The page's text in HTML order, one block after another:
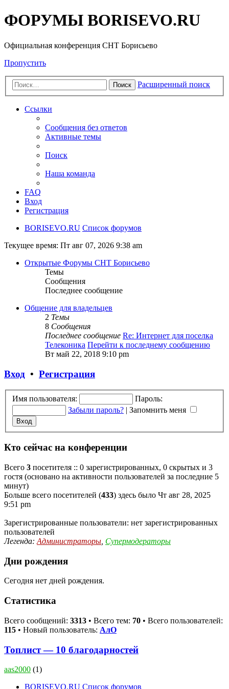
ФОРУМЫ BORISEVO.RU
Официальная конференция СНТ Борисьево
Пропустить
Поиск Расширенный поиск
Ссылки
Сообщения без ответов
Активные темы
Поиск
Наша команда
FAQ
Вход
Регистрация
BORISEVO.RU Список форумов
Текущее время: Пт авг 07, 2026 9:38 am
Открытые Форумы СНТ Борисьево
Темы
Сообщения
Последнее сообщение
Общение для владельцев
2 Темы
8 Сообщения
Последнее сообщение Re: Интернет для поселка
Телеконика Перейти к последнему сообщению
Вт май 22, 2018 9:10 pm
Вход • Регистрация
Имя пользователя:
Пароль:
Забыли пароль? | Запомнить меня
Кто сейчас на конференции
Всего 3 посетителя :: 0 зарегистрированных, 0 скрытых и 3
гостя (основано на активности пользователей за последние 5
минут)
Больше всего посетителей (433) здесь было Чт авг 28, 2025
9:51 pm
Зарегистрированные пользователи: нет зарегистрированных
пользователей
Легенда: Администраторы Супермодераторы
Дни рождения
Сегодня нет дней рождения.
Статистика
Всего сообщений: 3313 • Всего тем: 70 • Всего пользователей:
115 • Новый пользователь: АлО
Топлист — 10 благодарностей
aas2000 (1)
BORISEVO.RU Список форумов